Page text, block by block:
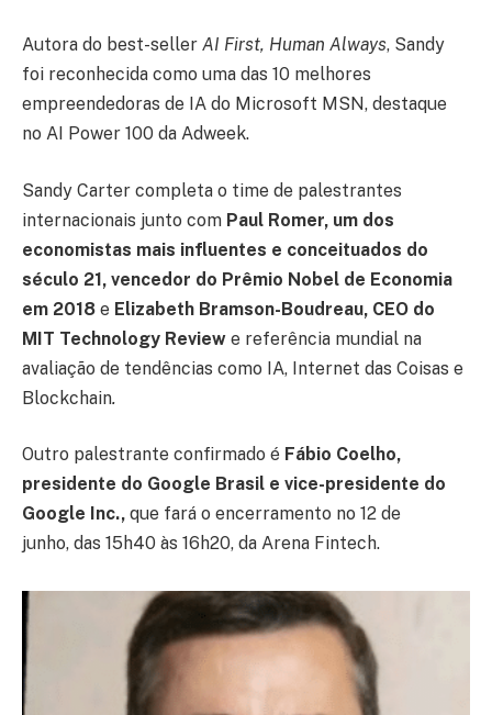
Autora do best-seller AI First, Human Always, Sandy
foi reconhecida como uma das 10 melhores
empreendedoras de IA do Microsoft MSN, destaque
no AI Power 100 da Adweek.
Sandy Carter completa o time de palestrantes
internacionais junto com Paul Romer, um dos
economistas mais influentes e conceituados do
século 21, vencedor do Prêmio Nobel de Economia
em 2018 e Elizabeth Bramson-Boudreau, CEO do
MIT Technology Review e referência mundial na
avaliação de tendências como IA, Internet das Coisas e
Blockchain.
Outro palestrante confirmado é Fábio Coelho,
presidente do Google Brasil e vice-presidente do
Google Inc., que fará o encerramento no 12 de
junho, das 15h40 às 16h20, da Arena Fintech.